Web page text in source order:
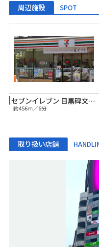
周辺施設 SPOT
セブンイレブン 目黒碑文谷3丁目店
約456m／6分
取り扱い店舗